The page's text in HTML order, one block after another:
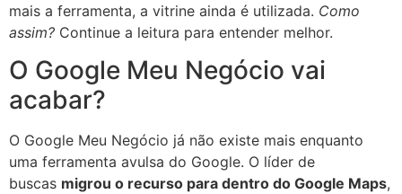
mais a ferramenta, a vitrine ainda é utilizada. Como
assim? Continue a leitura para entender melhor.
O Google Meu Negócio vai
acabar?
O Google Meu Negócio já não existe mais enquanto
uma ferramenta avulsa do Google. O líder de
buscas migrou o recurso para dentro do Google Maps,